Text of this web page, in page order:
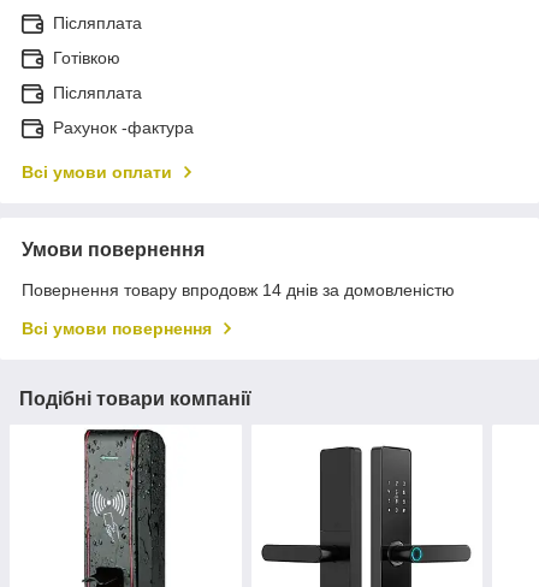
Післяплата
Готівкою
Післяплата
Рахунок -фактура
Всі умови оплати
Умови повернення
Повернення товару впродовж 14 днів за домовленістю
Всі умови повернення
Подібні товари компанії